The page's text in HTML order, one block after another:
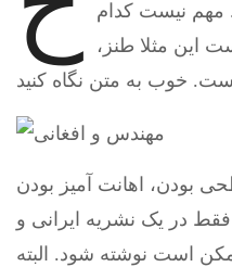
مهم نیست کدام
این مثلا طنز،
بودن، اهانت آمیز بودن
در یک نشریه ایرانی و
است نوشته شود. البته